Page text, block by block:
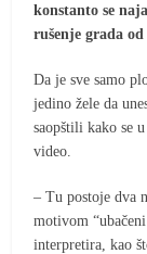
konstanto se
rušenje grada
Da je sve samo
jedino žele da
saopštili kako se
video.
– Tu postoje dva
motivom
interpretira, kao